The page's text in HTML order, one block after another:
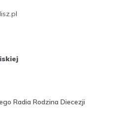
Radia Rodzina Diecezji